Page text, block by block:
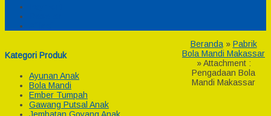
Kategori Produk
Ayunan Anak
Bola Mandi
Ember Tumpah
Gawang Putsal Anak
Beranda» Pabrik
Bola Mandi Makassar
» Attachment :
Pengadaan Bola
Mandi Makassar